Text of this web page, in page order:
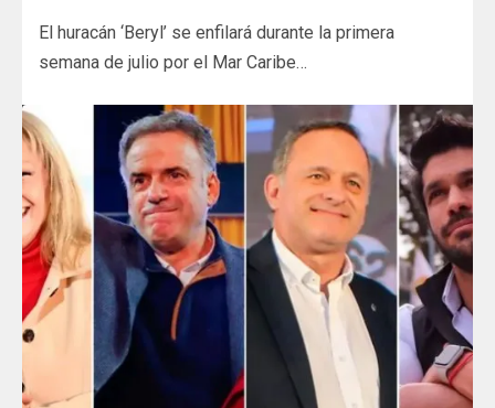
El huracán ‘Beryl’ se enfilará durante la primera
semana de julio por el Mar Caribe…